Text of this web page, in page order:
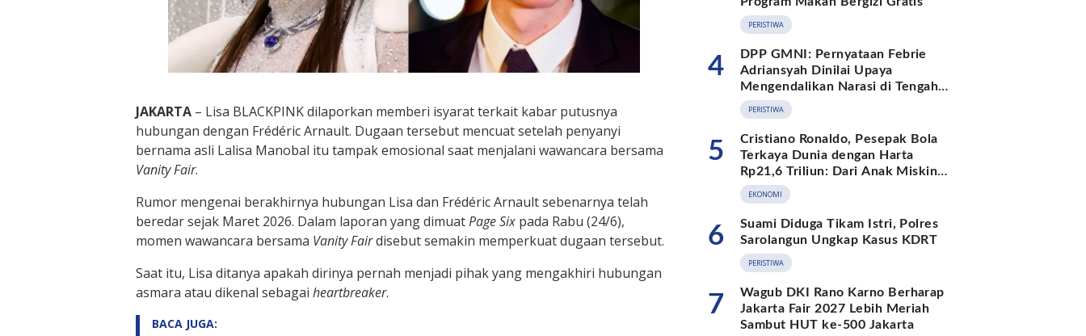
JAKARTA – Lisa BLACKPINK dilaporkan memberi isyarat terkait kabar putusnya
hubungan dengan Frédéric Arnault. Dugaan tersebut mencuat setelah penyanyi
bernama asli Lalisa Manobal itu tampak emosional saat menjalani wawancara bersama
Vanity Fair.
Rumor mengenai berakhirnya hubungan Lisa dan Frédéric Arnault sebenarnya telah
beredar sejak Maret 2026. Dalam laporan yang dimuatPage Six pada Rabu (24/6),
momen wawancara bersama Vanity Fairdisebut semakin memperkuat dugaan tersebut.
Saat itu, Lisa ditanya apakah dirinya pernah menjadi pihak yang mengakhiri hubungan
asmara atau dikenal sebagai heartbreaker.
BACA JUGA:
PERISTIWA
4
DPP GMNI: Pernyataan Febrie
Adriansyah Dinilai Upaya
Mengendalikan Narasi di Tengah
Deretan Fakta yang Belum
Terjawab
PERISTIWA
5
Cristiano Ronaldo, Pesepak Bola
Terkaya Dunia dengan Harta
Rp21,6 Triliun: Dari Anak Miskin
hingga Miliarder
EKONOMI
6
Suami Diduga Tikam Istri, Polres
Sarolangun Ungkap Kasus KDRT
PERISTIWA
7
Wagub DKI Rano Karno Berharap
Jakarta Fair 2027 Lebih Meriah
Sambut HUT ke-500 Jakarta